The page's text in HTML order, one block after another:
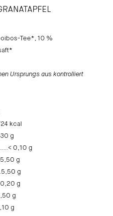
Tee*, 10 %
Ursprungs aus kontrolliert
kcal
g
0,10 g
g
g
g
g
g